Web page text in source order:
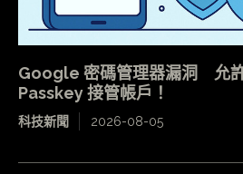
Google 密碼管理器漏洞 允
Passkey 接管帳戶！
科技新聞 2026-08-05